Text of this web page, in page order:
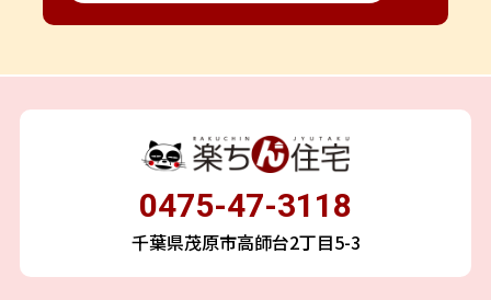
0475-47-3118
千葉県茂原市高師台2丁目5-3